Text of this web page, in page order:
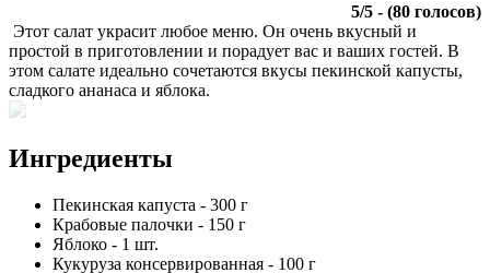
5/5 - (80 голосов)
Этот салат украсит любое меню. Он очень вкусный и
простой в приготовлении и порадует вас и ваших гостей. В
этом салате идеально сочетаются вкусы пекинской капусты,
сладкого ананаса и яблока.
Ингредиенты
Пекинская капуста - 300 г
Крабовые палочки - 150 г
Яблоко - 1 шт.
Кукуруза консервированная - 100 г